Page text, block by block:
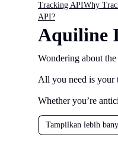
Tracking APIWhy
API?
Aquiline
Wondering about
All you need is your
Whether you’re
Tampilkan lebih